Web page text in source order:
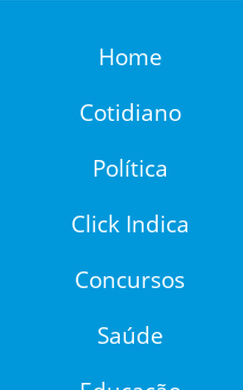
Home
Cotidiano
Política
Click Indica
Concursos
Saúde